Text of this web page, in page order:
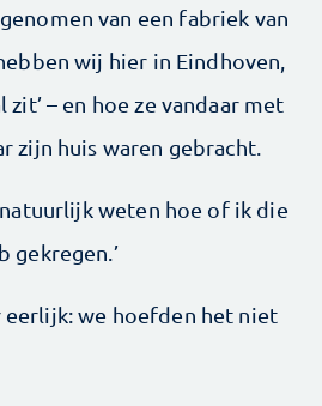
van een fabriek van
wij hier in Eindhoven,
– en hoe ze vandaar met
zijn huis waren gebracht.
weten hoe of ik die
gekregen.’
eerlijk: we hoefden het niet